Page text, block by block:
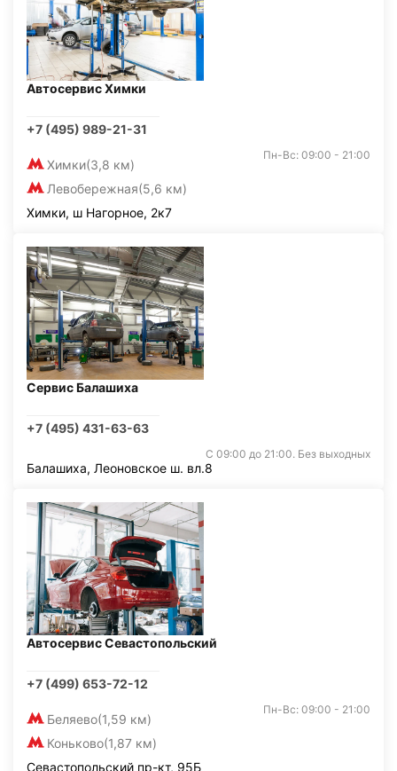
Автосервис Химки
+7 (495) 989-21-31
Химки(3,8 км)
Левобережная(5,6 км)
Пн-Вс: 09:00 - 21:00
Химки, ш Нагорное, 2к7
Сервис Балашиха
+7 (495) 431-63-63
С 09:00 до 21:00. Без выходных
Балашиха, Леоновское ш. вл.8
Автосервис Севастопольский
+7 (499) 653-72-12
Беляево(1,59 км)
Коньково(1,87 км)
Пн-Вс: 09:00 - 21:00
Севастопольский пр-кт, 95Б